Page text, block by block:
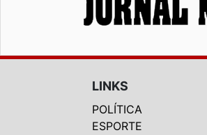
LINKS
POLÍTICA
ESPORTE